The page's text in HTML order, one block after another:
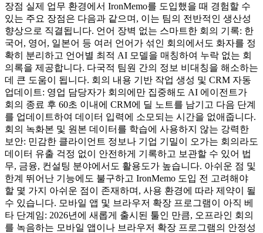
장점 실제 업무 환경에서 IronMemo를 도입했을 때 경험할 수
있는 주요 장점은 다음과 같으며, 이는 팀의 전반적인 생산성
향상으로 직결됩니다. 언어 장벽 없는 스마트한 회의 기록: 한
국어, 영어, 일본어 등 여러 언어가 섞인 회의에서도 화자를 정
확히 분리하고 언어별 최적 AI 모델을 매칭하여 누락 없는 회
의록을 제공합니다. 다국적 팀원 간의 정보 비대칭을 해소하는
데 큰 도움이 됩니다. 회의 내용 기반 작업 생성 및 CRM 자동
업데이트: 영업 담당자가 회의에만 집중해도 AI 에이전트가
회의 종료 후 60초 이내에 CRM에 딜 노트를 남기고 다음 단계
를 업데이트하여 데이터 입력에 소모되는 시간을 없애줍니다.
회의 녹화본 및 원본 데이터를 학습에 사용하지 않는 강력한
보안: 민감한 클라이언트 정보나 기업 기밀이 오가는 회의라도
데이터 유출 걱정 없이 안전하게 기록하고 보관할 수 있어 법
무, 금융, 컨설팅 분야에서도 활용도가 높습니다. 아쉬운 점 및
한계 뛰어난 기능에도 불구하고 IronMemo 도입 전 고려해야
할 몇 가지 아쉬운 점이 존재하며, 사용 환경에 따라 제약이 될
수 있습니다. 모바일 앱 및 브라우저 확장 프로그램이 아직 베
타 단계임: 2026년에 새롭게 출시된 툴인 만큼, 오프라인 회의
를 녹음하는 모바일 앱이나 브라우저 확장 프로그램의 안정성